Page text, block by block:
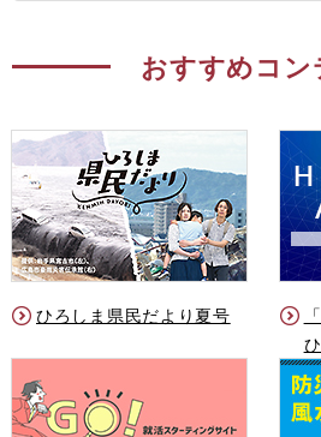
おすすめコン
ひろしま県民だより夏号